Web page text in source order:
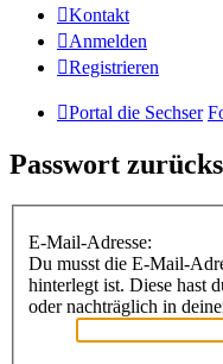
Kontakt
Anmelden
Registrieren
Portal die Sechser
Passwort
E-Mail-Adresse:
Du musst die E-Mail-
hinterlegt ist. Diese hast
oder nachträglich in